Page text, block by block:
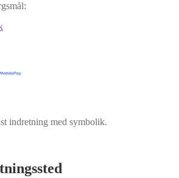
indretning med symbolik.